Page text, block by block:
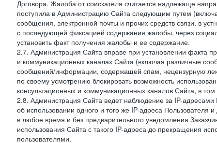
Договора. Жалоба от соискателя считается надлежаще
поступила в Администрацию Сайта следующим путем
сообщения, электронной почты и прочих средств связи, в
с последующей фиксацией содержания жалобы, через
установить факт получения жалобы и ее содержание.
2.7. Администрация Сайта вправе при установлении факта
и коммуникационных каналах Сайта (включая различные
сообщений/информации, содержащей спам, нецензурную
по своему усмотрению блокировать возможность
консультационных и коммуникационных каналов Сайта, в
2.8. Администрация Сайта ведет наблюдение за IP-
об использовании одного и того же IP-адреса Пользователя
в любое время и без предварительного уведомления
использования Сайта с такого IP-адреса до прекращения
пользователями.